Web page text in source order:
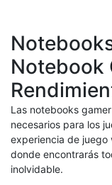
Notebook
Las notebooks
necesarios para los
experiencia de juego
donde encontrarás
inolvidable.